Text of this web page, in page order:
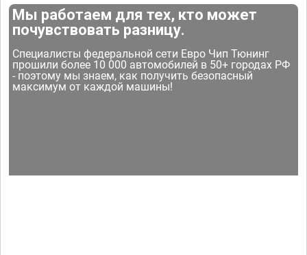
Мы работаем для тех, кто может
почувствовать разницу.
Специалисты федеральной сети Евро Чип Тюнинг
прошили более 10 000 автомобилей в 50+ городах РФ
- поэтому мы знаем, как получить безопасный
максимум от каждой машины!